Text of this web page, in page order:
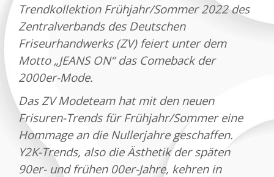
Trendkollektion Frühjahr/Sommer 2022 des
Zentralverbands des Deutschen
Friseurhandwerks (ZV) feiert unter dem
Motto „JEANS ON“ das Comeback der
2000er-Mode.
Das ZV Modeteam hat mit den neuen
Frisuren-Trends für Frühjahr/Sommer eine
Hommage an die Nullerjahre geschaffen.
Y2K-Trends, also die Ästhetik der späten
90er- und frühen 00er-Jahre, kehren in